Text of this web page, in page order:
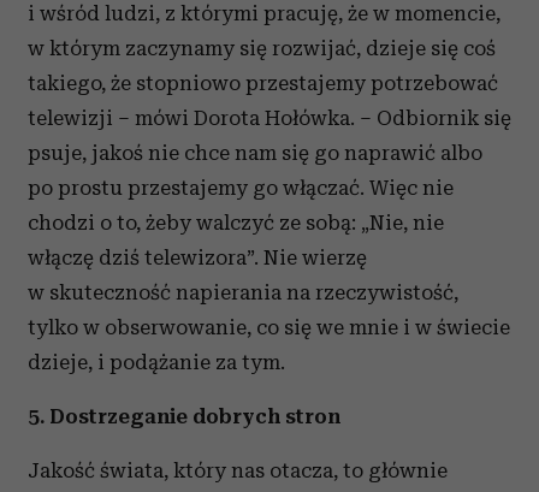
i wśród ludzi, z którymi pracuję, że w momencie,
w którym zaczynamy się rozwijać, dzieje się coś
takiego, że stopniowo przestajemy potrzebować
telewizji – mówi Dorota Hołówka. – Odbiornik się
psuje, jakoś nie chce nam się go naprawić albo
po prostu przestajemy go włączać. Więc nie
chodzi o to, żeby walczyć ze sobą: „Nie, nie
włączę dziś telewizora”. Nie wierzę
w skuteczność napierania na rzeczywistość,
tylko w obserwowanie, co się we mnie i w świecie
dzieje, i podążanie za tym.
5. Dostrzeganie dobrych stron
Jakość świata, który nas otacza, to głównie